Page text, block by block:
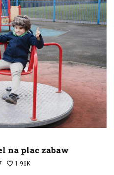
na plac zabaw
1.96K